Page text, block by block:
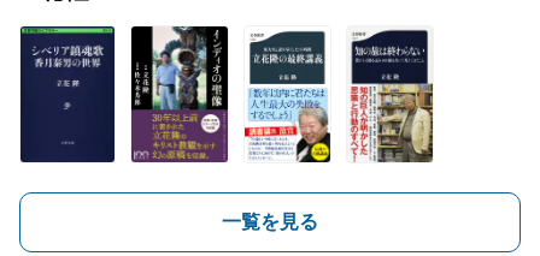
一覧を見る